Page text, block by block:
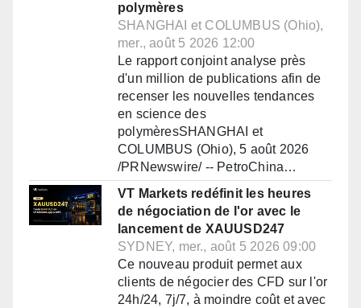
polymères
SHANGHAI et COLUMBUS (Ohio),
mer., août 5 2026 12:00
Le rapport conjoint analyse près
d'un million de publications afin de
recenser les nouvelles tendances
en science des
polymèresSHANGHAI et
COLUMBUS (Ohio), 5 août 2026
/PRNewswire/ -- PetroChina…
VT Markets redéfinit les heures
de négociation de l'or avec le
lancement de XAUUSD247
SYDNEY, mer., août 5 2026 09:00
Ce nouveau produit permet aux
clients de négocier des CFD sur l'or
24h/24, 7j/7, à moindre coût et avec